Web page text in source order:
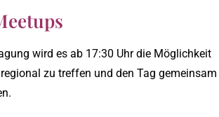
wird es ab 17:30 Uhr die Möglichkeit
zu treffen und den Tag gemeinsam